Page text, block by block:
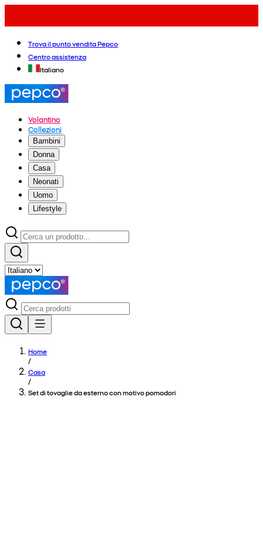
Trova il punto vendita Pepco
Centro assistenza
Italiano
Volantino
Collezioni
Bambini
Donna
Casa
Neonati
Uomo
Lifestyle
Home
/
Casa
/
Set di tovaglie da esterno con motivo pomodori